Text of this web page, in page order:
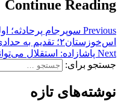
Continue Reading
Previous
اس‌خوزستان٢؛ تقدیم‌ به‌ حدادی‌فر
Next پاشازاده: استقلال
جستجو برای:
نوشته‌های تازه